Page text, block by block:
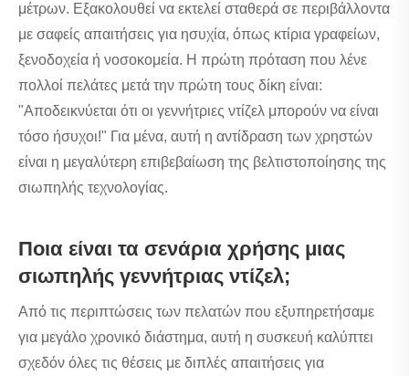
μέτρων. Εξακολουθεί να εκτελεί σταθερά σε περιβάλλοντα
με σαφείς απαιτήσεις για ησυχία, όπως κτίρια γραφείων,
ξενοδοχεία ή νοσοκομεία. Η πρώτη πρόταση που λένε
πολλοί πελάτες μετά την πρώτη τους δίκη είναι:
"Αποδεικνύεται ότι οι γεννήτριες ντίζελ μπορούν να είναι
τόσο ήσυχοι!" Για μένα, αυτή η αντίδραση των χρηστών
είναι η μεγαλύτερη επιβεβαίωση της βελτιστοποίησης της
σιωπηλής τεχνολογίας.
Ποια είναι τα σενάρια χρήσης μιας
σιωπηλής γεννήτριας ντίζελ;
Από τις περιπτώσεις των πελατών που εξυπηρετήσαμε
για μεγάλο χρονικό διάστημα, αυτή η συσκευή καλύπτει
σχεδόν όλες τις θέσεις με διπλές απαιτήσεις για